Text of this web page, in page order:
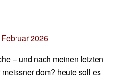
Februar 2026
chef
– und nach meinen letzten
dom? heute soll es